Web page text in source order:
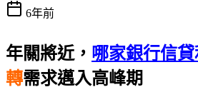
6年前
年關將近， 哪家銀行信
轉需求邁入高峰期